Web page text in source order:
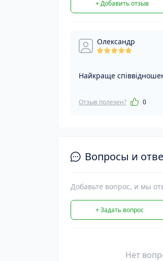
+ Добавить отзыв
Олександр
Найкраще
Отзыв полезен? 0
Вопросы и
Добавьте вопрос, и мы
+ Задать вопрос
Нет